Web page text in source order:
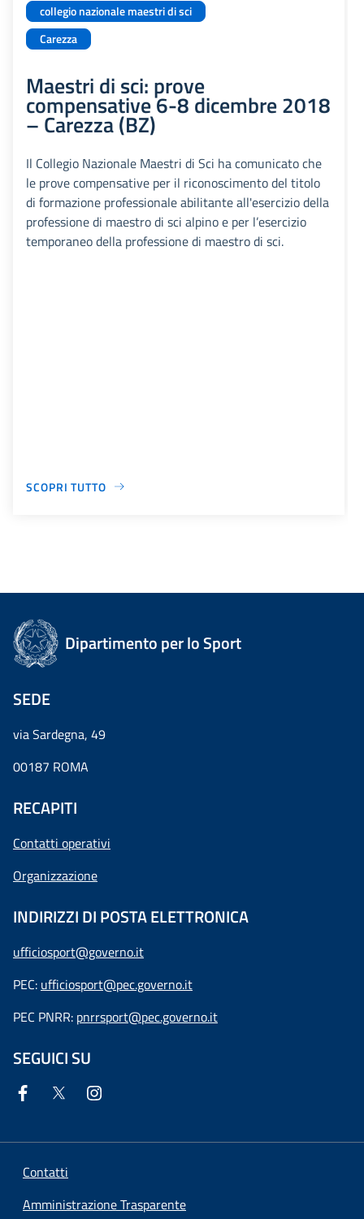
collegio nazionale maestri di sci
Carezza
Maestri di sci: prove
compensative 6-8 dicembre 2018
– Carezza (BZ)
Il Collegio Nazionale Maestri di Sci ha comunicato che
le prove compensative per il riconoscimento del titolo
di formazione professionale abilitante all'esercizio della
professione di maestro di sci alpino e per l’esercizio
temporaneo della professione di maestro di sci.
SCOPRI TUTTO
Dipartimento per lo Sport
SEDE
via Sardegna, 49
00187 ROMA
RECAPITI
Contatti operativi
Organizzazione
INDIRIZZI DI POSTA ELETTRONICA
ufficiosport@governo.it
PEC: ufficiosport@pec.governo.it
PEC PNRR: pnrrsport@pec.governo.it
SEGUICI SU
Contatti
Amministrazione Trasparente